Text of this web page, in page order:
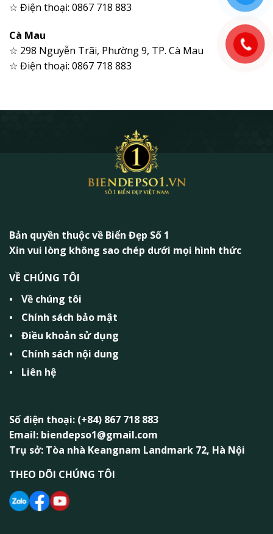
☆ Điện thoại: 0867 718 883
Cà Mau
☆ 298 Nguyễn Trãi, Phường 9, TP. Cà Mau
☆ Điện thoại: 0867 718 883
Bản quyền thuộc về Biển Đẹp Số 1
Xin vui lòng không sao chép dưới mọi hình thức
VỀ CHÚNG TÔI
Về chúng tôi
Chính sách bảo mật
Điều khoản sử dụng
Chính sách nội dung
Liên hệ
Số điện thoại: (+84) 867 718 883
Email: biendepso1@gmail.com
Trụ sở: Tòa nhà Keangnam Landmark 72, Hà Nội
THEO DÕI CHÚNG TÔI